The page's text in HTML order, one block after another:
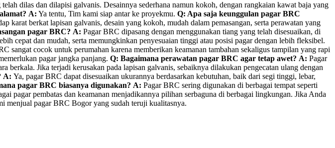
dilas dan dilapisi galvanis. Desainnya sederhana namun kokoh, dengan rangkaian kawat baja yang
A: Ya tentu, Tim kami siap antar ke proyekmu. Q: Apa saja keunggulan pagar BRC
karat berkat lapisan galvanis, desain yang kokoh, mudah dalam pemasangan, serta perawatan yang
pagar BRC? A: Pagar BRC dipasang dengan menggunakan tiang yang telah disesuaikan, di
cepat dan mudah, serta memungkinkan penyesuaian tinggi atau posisi pagar dengan lebih fleksibel.
sangat cocok untuk perumahan karena memberikan keamanan tambahan sekaligus tampilan yang rapi
pagar jangka panjang. Q: Bagaimana perawatan pagar BRC agar tetap awet? A: Pagar
Jika terjadi kerusakan pada lapisan galvanis, sebaiknya dilakukan pengecatan ulang dengan
A: Ya, pagar BRC dapat disesuaikan ukurannya berdasarkan kebutuhan, baik dari segi tinggi, lebar,
pagar BRC biasanya digunakan? A: Pagar BRC sering digunakan di berbagai tempat seperti
pagar pembatas dan keamanan menjadikannya pilihan serbaguna di berbagai lingkungan. Jika Anda
menjual pagar BRC Bogor yang sudah teruji kualitasnya.